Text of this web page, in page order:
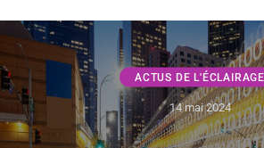
ACTUS DE L'ÉCLAIRAGE
14 mai 2024